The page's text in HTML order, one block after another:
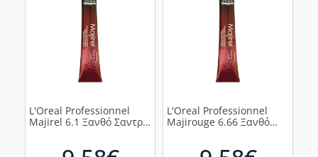
L'Oreal Professionnel
Majirel 6.1 Ξανθό Σαντρέ
L'Oreal Professionnel
Majirouge 6.66 Ξανθό